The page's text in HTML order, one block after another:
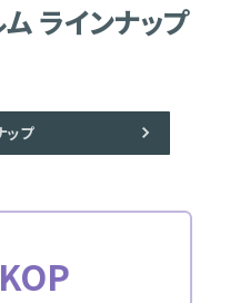
ラインナップ
ップ